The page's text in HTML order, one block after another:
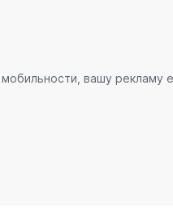
вашу рекламу